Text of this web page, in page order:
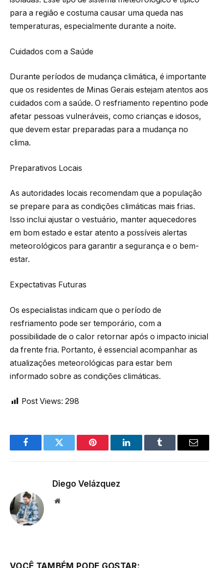
para a região e costuma causar uma queda nas
temperaturas, especialmente durante a noite.
Cuidados com a Saúde
Durante períodos de mudança climática, é importante
que os residentes de Minas Gerais estejam atentos aos
cuidados com a saúde. O resfriamento repentino pode
afetar pessoas vulneráveis, como crianças e idosos,
que devem estar preparadas para a mudança no
clima.
Preparativos Locais
As autoridades locais recomendam que a população
se prepare para as condições climáticas mais frias.
Isso inclui ajustar o vestuário, manter aquecedores
em bom estado e estar atento a possíveis alertas
meteorológicos para garantir a segurança e o bem-
estar.
Expectativas Futuras
Os especialistas indicam que o período de
resfriamento pode ser temporário, com a
possibilidade de o calor retornar após o impacto inicial
da frente fria. Portanto, é essencial acompanhar as
atualizações meteorológicas para estar bem
informado sobre as condições climáticas.
Post Views: 298
FacebookTwitter Pinterest LinkedInTumblr Email
Diego Velázquez
Website